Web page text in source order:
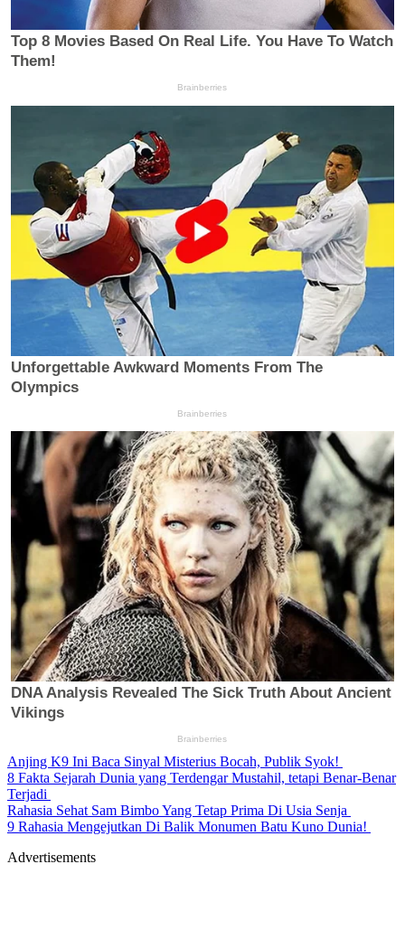
Anjing K9 Ini Baca Sinyal Misterius Bocah, Publik Syok!
8 Fakta Sejarah Dunia yang Terdengar Mustahil, tetapi Benar-Benar
Terjadi
Rahasia Sehat Sam Bimbo Yang Tetap Prima Di Usia Senja
9 Rahasia Mengejutkan Di Balik Monumen Batu Kuno Dunia!
Advertisements